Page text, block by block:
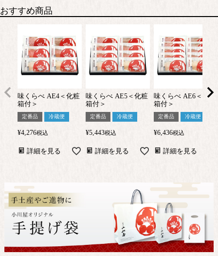
おすすめ商品
味くらべ AE4＜化粧
箱付＞
定番品 冷蔵便
¥4,276税込
詳細を見る
味くらべ AE5＜化粧
箱付＞
定番品 冷蔵便
¥5,443税込
詳細を見る
味くらべ AE6＜化粧
箱付＞
定番品 冷蔵便
¥6,436税込
詳細を見る